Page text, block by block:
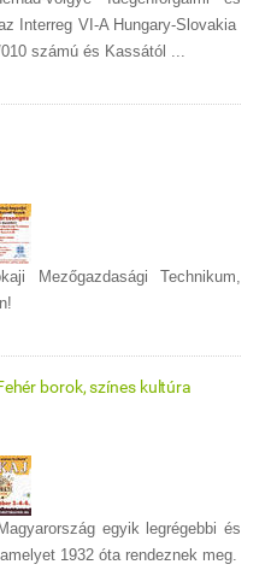
Interreg VI-A Hungary-Slovakia
számú és Kassától ...
Mezőgazdasági Technikum,
borok, színes kultúra
egyik legrégebbi és
1932 óta rendeznek meg.